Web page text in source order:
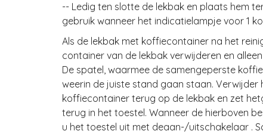
-- Ledig ten slotte de lekbak en plaats hem
gebruik wanneer het indicatielampje voor 1
Als de lekbak met koffiecontainer na het
container van de lekbak verwijderen en
De spatel, waarmee de samengeperste
weerin de juiste stand gaan staan. Verwijder
koffiecontainer terug op de lekbak en zet
terug in het toestel. Wanneer de hierboven
u het toestel uit met deaan-/uitschakelaar .